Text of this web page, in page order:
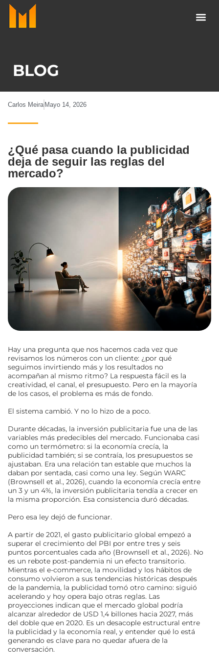
contenido
BLOG
Carlos Meira Mayo 14, 2026
¿Qué pasa cuando la publicidad
deja de seguir las reglas del
mercado?
Hay una pregunta que nos hacemos cada vez que
revisamos los números con un cliente: ¿por qué
seguimos invirtiendo más y los resultados no
acompañan al mismo ritmo? La respuesta fácil es la
creatividad, el canal, el presupuesto. Pero en la mayoría
de los casos, el problema es más de fondo.
El sistema cambió. Y no lo hizo de a poco.
Durante décadas, la inversión publicitaria fue una de las
variables más predecibles del mercado. Funcionaba casi
como un termómetro: si la economía crecía, la
publicidad también; si se contraía, los presupuestos se
ajustaban. Era una relación tan estable que muchos la
daban por sentada, casi como una ley. Según WARC
(Brownsell et al., 2026), cuando la economía crecía entre
un 3 y un 4%, la inversión publicitaria tendía a crecer en
la misma proporción. Esa consistencia duró décadas.
Pero esa ley dejó de funcionar.
A partir de 2021, el gasto publicitario global empezó a
superar el crecimiento del PBI por entre tres y seis
puntos porcentuales cada año (Brownsell et al., 2026). No
es un rebote post-pandemia ni un efecto transitorio.
Mientras el e-commerce, la movilidad y los hábitos de
consumo volvieron a sus tendencias históricas después
de la pandemia, la publicidad tomó otro camino: siguió
acelerando y hoy opera bajo otras reglas. Las
proyecciones indican que el mercado global podría
alcanzar alrededor de USD 1,4 billones hacia 2027, más
del doble que en 2020. Es un desacople estructural entre
la publicidad y la economía real, y entender qué lo está
generando es clave para no quedar afuera de la
conversación.